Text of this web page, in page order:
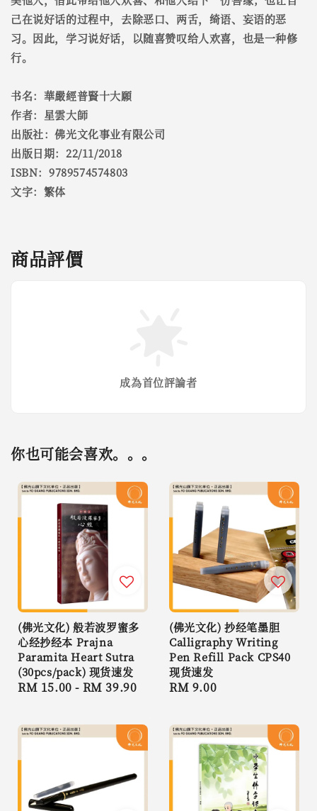
己在说好话的过程中，去除恶口、两舌，绮语、妄语的恶
习。因此，学习说好话，以随喜赞叹给人欢喜，也是一种修
行。
书名：華嚴經普賢十大願
作者：星雲大師
出版社：佛光文化事业有限公司
出版日期：22/11/2018
ISBN：9789574574803
文字：繁体
商品評價
成為首位評論者
你也可能会喜欢。。。
(佛光文化) 般若波罗蜜多
心经抄经本 Prajna
Paramita Heart Sutra
(30pcs/pack) 现货速发
Regular
RM 15.00 - RM 39.90
(佛光文化) 抄经笔墨胆
Calligraphy Writing
Pen Refill Pack CPS40
现货速发
Regular
RM 9.00